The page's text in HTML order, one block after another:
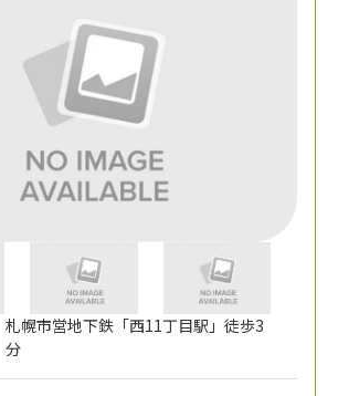
札幌市営地下鉄「西11丁目駅」徒歩3
分